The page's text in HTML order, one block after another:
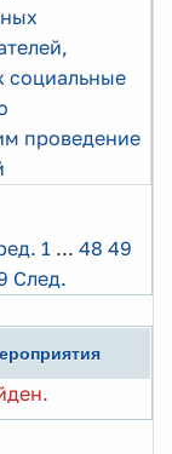
социальные
проведение
1 ... 48 49
След.